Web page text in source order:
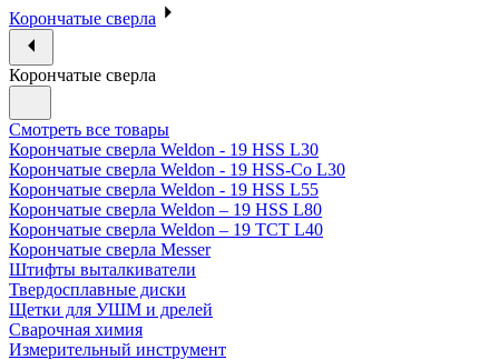
Корончатые сверла
Корончатые сверла
Смотреть все товары
Корончатые сверла Weldon - 19 HSS L30
Корончатые сверла Weldon - 19 HSS-Co L30
Корончатые сверла Weldon - 19 HSS L55
Корончатые сверла Weldon – 19 HSS L80
Корончатые сверла Weldon – 19 TCT L40
Корончатые сверла Messer
Штифты выталкиватели
Твердосплавные диски
Щетки для УШМ и дрелей
Сварочная химия
Измерительный инструмент